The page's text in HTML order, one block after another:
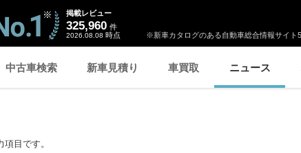
※新車カタログのある自動車総合情報サイト
掲載レビュー
325,960 件
2026.08.08 時点
中古車検索 新車見積り 車買取 ニュース
目です。